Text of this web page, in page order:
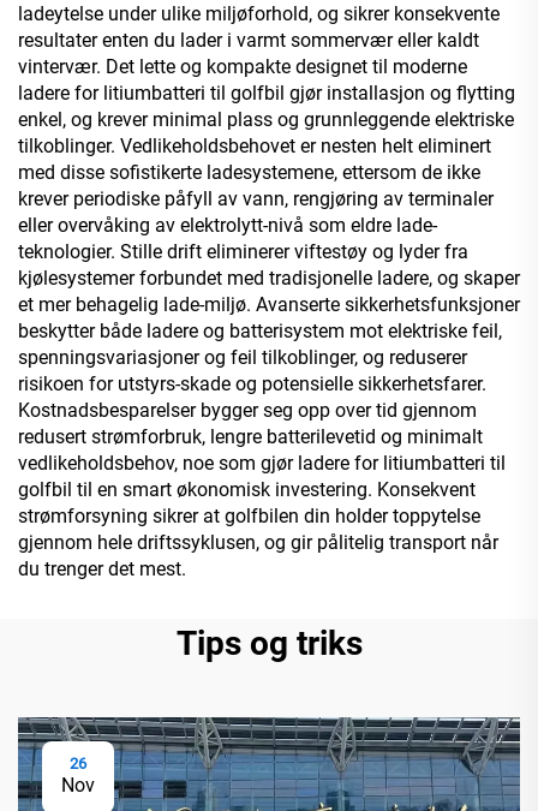
ladeytelse under ulike miljøforhold, og sikrer konsekvente
resultater enten du lader i varmt sommervær eller kaldt
vintervær. Det lette og kompakte designet til moderne
ladere for litiumbatteri til golfbil gjør installasjon og flytting
enkel, og krever minimal plass og grunnleggende elektriske
tilkoblinger. Vedlikeholdsbehovet er nesten helt eliminert
med disse sofistikerte ladesystemene, ettersom de ikke
krever periodiske påfyll av vann, rengjøring av terminaler
eller overvåking av elektrolytt-nivå som eldre lade-
teknologier. Stille drift eliminerer viftestøy og lyder fra
kjølesystemer forbundet med tradisjonelle ladere, og skaper
et mer behagelig lade-miljø. Avanserte sikkerhetsfunksjoner
beskytter både ladere og batterisystem mot elektriske feil,
spenningsvariasjoner og feil tilkoblinger, og reduserer
risikoen for utstyrs-skade og potensielle sikkerhetsfarer.
Kostnadsbesparelser bygger seg opp over tid gjennom
redusert strømforbruk, lengre batterilevetid og minimalt
vedlikeholdsbehov, noe som gjør ladere for litiumbatteri til
golfbil til en smart økonomisk investering. Konsekvent
strømforsyning sikrer at golfbilen din holder toppytelse
gjennom hele driftssyklusen, og gir pålitelig transport når
du trenger det mest.
Tips og triks
26
Nov